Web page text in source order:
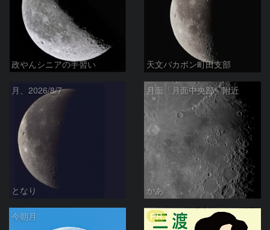
政やんシニアの手習い 天文バカボン町田支部
月、2026/8/7
となり
月面「月面中央部」附近
かあ
今朝月 PR